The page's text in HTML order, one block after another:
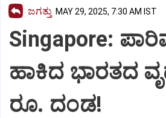
ಜಗತ್ತು MAY 29, 2025, 7:30 AM IST
Singapore:
ಹಾಕಿದ ಭಾರತದ
ರೂ. ದಂಡ!